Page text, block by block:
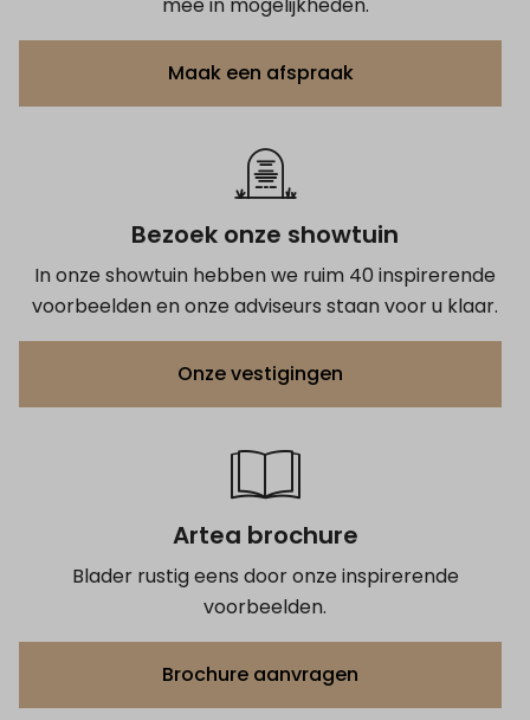
Maak een afspraak
Bezoek onze showtuin
In onze showtuin hebben we ruim 40 inspirerende
voorbeelden en onze adviseurs staan voor u klaar.
Onze vestigingen
Artea brochure
Blader rustig eens door onze inspirerende
voorbeelden.
Brochure aanvragen